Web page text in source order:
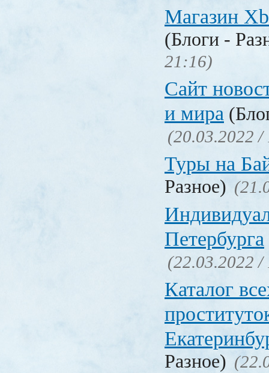
Магазин
(Блоги -
21:16)
Сайт
и мира
(20.03.2022 /
Туры на
Разное)
Петербурга
(22.03.2022 /
Каталог
Разное)